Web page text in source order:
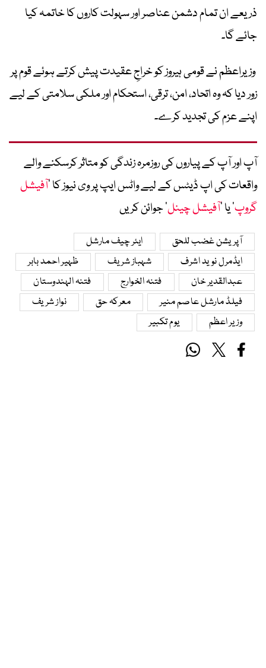
ذریعے ان تمام دشمن عناصر اور سہولت کاروں کا خاتمہ کیا
جائے گا۔
وزیراعظم نے قومی ہیروز کو خراجِ عقیدت پیش کرتے ہوئے قوم پر
زور دیا کہ وہ اتحاد، امن، ترقی، استحکام اور ملکی سلامتی کے لیے
اپنے عزم کی تجدید کرے۔
آپ اور آپ کے پیاروں کی روزمرہ زندگی کو متاثر کرسکنے والے
واقعات کی اپ ڈیٹس کے لیے واٹس ایپ پر وی نیوز کا ’آفیشل
گروپ‘ یا ’آفیشل چینل‘ جوائن کریں
آپریشن غضب للحق
ایئر چیف مارشل
ایڈمرل نوید اشرف
شہباز شریف
ظہیر احمد بابر
عبدالقدیر خان
فتنہ الخوارج
فتنہ الہندوستان
فیلڈ مارشل عاصم منیر
معرکہ حق
نواز شریف
وزیر اعظم
یوم تکبیر